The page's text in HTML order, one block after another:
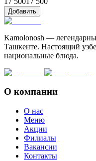
Добавить
Kamolonosh —
Ташкенте. Настоящий
национальные блюда.
О компании
О нас
Меню
Акции
Филиалы
Вакансии
Контакты